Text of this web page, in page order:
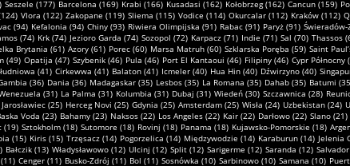
Seszele (177) Barcelona (169) Krabi (166) Kusadasi (162) Kołobrzeg (162) Cancun (159)
Vlora (122) Zakopane (119) Sliema (115) Vodice (114) Okurcalar (112) Kraków (112)
(94) Kefalonia (94) Chiny (93) Riwiera Olimpijska (91) Rabac (91) Paryż (91)
(74) Krk (74) Jezioro Garda (74) Sozopol (72) Karpacz (71) Indie (71) Sal (70) Thassos
Brytania (61) Azory (61) Porec (60) Marsa Matruh (60) Szklarska Poręba (59) Saint
(49) Opatija (47) Szybenik (46) Pula (46) Port El Kantaoui (46) Filipiny (46) Cypr Północny
(41) Cirkewwa (41) Balaton (41) Icmeler (40) Hua Hin (40) Dźwirzyno (40)
(36) Dania (36) Madagaskar (35) Lesbos (35) La Romana (35) Dahab (35) Batumi
(31) La Palma (31) Kolumbia (31) Dubaj (31) Wiedeń (30) Szczawnica (28)
Jarosławiec (25) Herceg Novi (25) Gdynia (25) Amsterdam (25) Wisła (24) Uzbekistan (24)
Voda (23) Bahamy (23) Naksos (22) Los Angeles (22) Kair (22) Darłowo (22) Slano (21)
(19) Sztokholm (18) Sutomore (18) Rovinj (18) Panama (18) Kujawsko-Pomorskie (18)
(15) Kiris (15) Trzęsacz (14) Pogorzelica (14) Międzywodzie (14) Karaburun (14) Jelenia
Bałczik (13) Władysławowo (12) Ulcinj (12) Split (12) Sarigerme (12) Saranda (12)
Cenger (11) Busko-Zdrój (11) Bol (11) Sosnówka (10) Sarbinowo (10) Samana (10)